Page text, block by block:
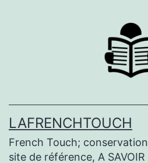
LAFRENCHTOUCH
French Touch; conservation
site de référence, A SAVOIR